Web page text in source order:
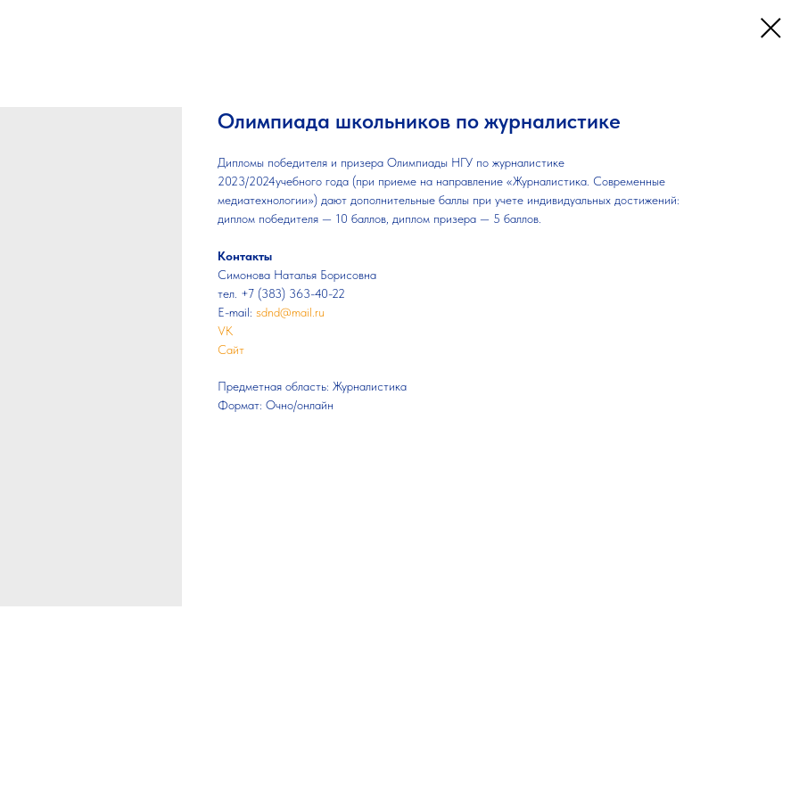
Олимпиада школьников по журналистике
Дипломы победителя и призера Олимпиады НГУ по журналистике
2023/2024учебного года (при приеме на направление «Журналистика. Современные
медиатехнологии») дают дополнительные баллы при учете индивидуальных достижений:
диплом победителя — 10 баллов, диплом призера — 5 баллов.
Контакты
Симонова Наталья Борисовна
тел. +7 (383) 363-40-22
E-mail: sdnd@mail.ru
VK
Сайт
Предметная область: Журналистика
Формат: Очно/онлайн